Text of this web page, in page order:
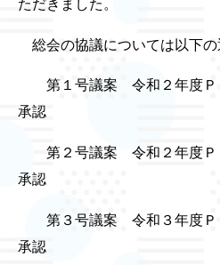
ただきました。
総会の協議については以下の
第１号議案 令和２年
承認
第２号議案 令和２年度
承認
第３号議案 令和３
承認